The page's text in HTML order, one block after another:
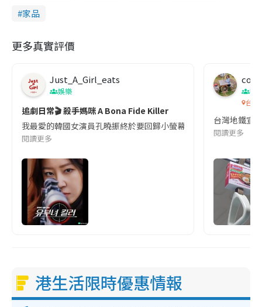
家品
更多真實評價
Just_A_Girl_eats
娛樂
追劇日常🎬 殺手媽咪 A Bona Fide Killer
我最愛的韓國女演員孔曉振終於要回歸小螢幕啦!這次的劇本改編
閱讀更多
co
吹
台灣
台灣地鐵宣
閱讀更多
港生活限時優惠情報